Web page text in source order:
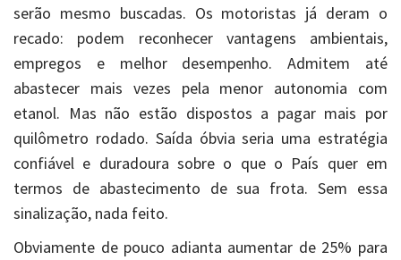
serão mesmo buscadas. Os motoristas já deram o
recado: podem reconhecer vantagens ambientais,
empregos e melhor desempenho. Admitem até
abastecer mais vezes pela menor autonomia com
etanol. Mas não estão dispostos a pagar mais por
quilômetro rodado. Saída óbvia seria uma estratégia
confiável e duradoura sobre o que o País quer em
termos de abastecimento de sua frota. Sem essa
sinalização, nada feito.
Obviamente de pouco adianta aumentar de 25% para